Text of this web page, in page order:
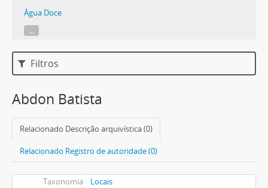
Água Doce
...
Filtros
Abdon Batista
Relacionado Descrição arquivística (0)
Relacionado Registro de autoridade (0)
Taxonomia Locais